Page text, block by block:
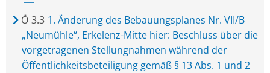
Ö 3.3 1. Änderung des Bebauungsplanes Nr. VII/B
„Neumühle“, Erkelenz-Mitte hier: Beschluss über die
vorgetragenen Stellungnahmen während der
Öffentlichkeitsbeteiligung gemäß § 13 Abs. 1 und 2